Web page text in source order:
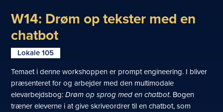
W14: Drøm op tekster med en
chatbot
Lokale 105
Temaet i denne workshoppen er prompt engineering. I bliver
præsenteret for og arbejder med den multimodale
elevarbejdsbog:Drøm op sprog med en chatbot. Bogen
træner eleverne i at give skriveordrer til en chatbot, som